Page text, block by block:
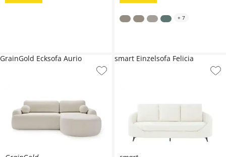
+ 7
GrainGold Ecksofa Aurio smart Einzelsofa Felicia